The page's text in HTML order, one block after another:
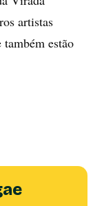
artistas
estão